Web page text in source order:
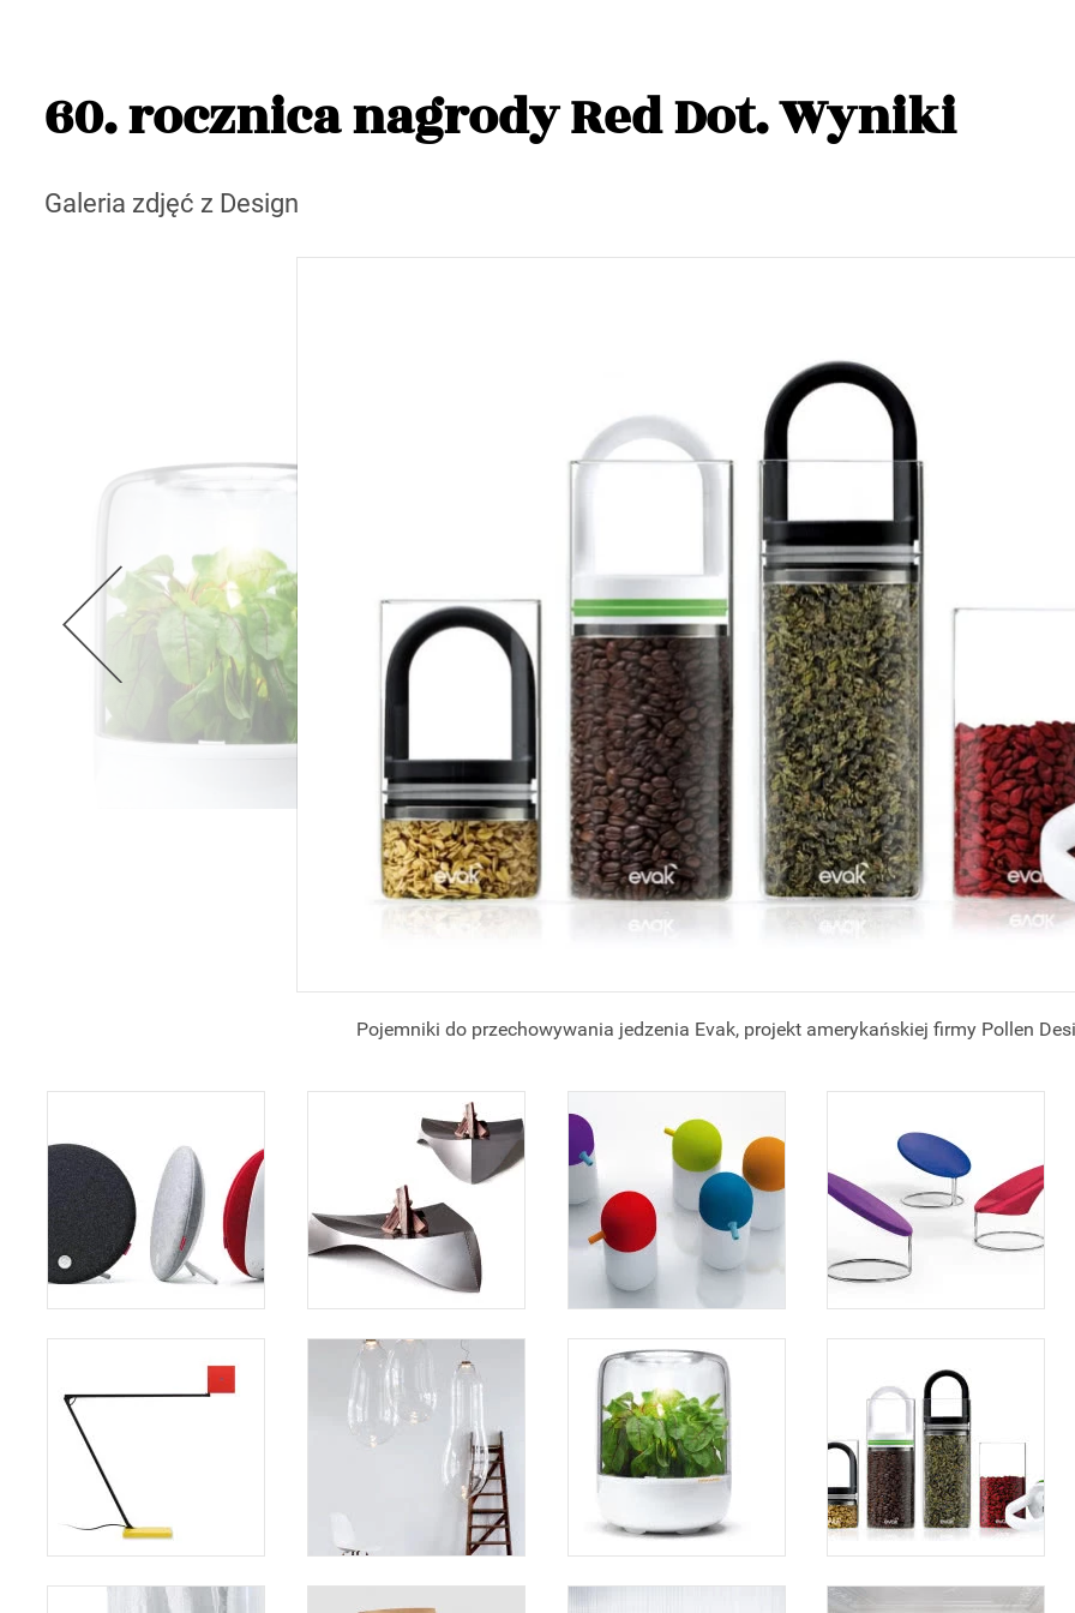
60. rocznica nagrody Red Dot. Wyniki
Galeria zdjęć z Design
Pojemniki do przechowywania jedzenia Evak, projekt amerykańskiej firmy Pollen